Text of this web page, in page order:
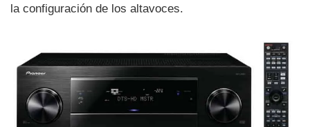
la configuración de los altavoces.